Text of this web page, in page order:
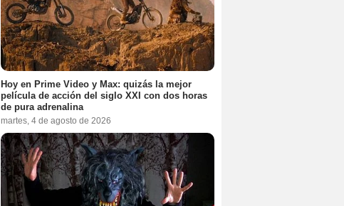
Hoy en Prime Video y Max: quizás la mejor
película de acción del siglo XXI con dos horas
de pura adrenalina
martes, 4 de agosto de 2026